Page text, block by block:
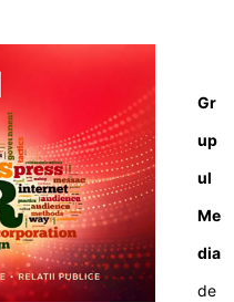
Gr
up
ul
Me
dia
de